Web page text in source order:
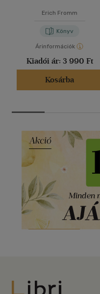
Erich Fromm
Könyv
Árinformációk
Kiadói ár: 3 990 Ft
Kosárba
Libri